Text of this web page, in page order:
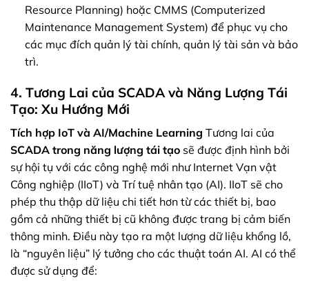
Resource Planning) hoặc CMMS (Computerized
Maintenance Management System) để phục vụ cho
các mục đích quản lý tài chính, quản lý tài sản và bảo
trì.
4. Tương Lai của SCADA và Năng Lượng Tái
Tạo: Xu Hướng Mới
Tích hợp IoT và AI/Machine Learning Tương lai của
SCADA trong năng lượng tái tạo sẽ được định hình bởi
sự hội tụ với các công nghệ mới như Internet Vạn vật
Công nghiệp (IIoT) và Trí tuệ nhân tạo (AI). IIoT sẽ cho
phép thu thập dữ liệu chi tiết hơn từ các thiết bị, bao
gồm cả những thiết bị cũ không được trang bị cảm biến
thông minh. Điều này tạo ra một lượng dữ liệu khổng lồ,
là “nguyên liệu” lý tưởng cho các thuật toán AI. AI có thể
được sử dụng để: